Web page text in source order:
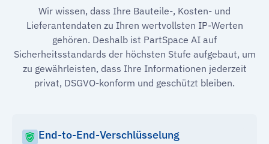
Wir wissen, dass Ihre Bauteile-, Kosten- und
Lieferantendaten zu Ihren wertvollsten IP-Werten
gehören. Deshalb ist PartSpace AI auf
Sicherheitsstandards der höchsten Stufe aufgebaut, um
zu gewährleisten, dass Ihre Informationen jederzeit
privat, DSGVO-konform und geschützt bleiben.
End-to-End-Verschlüsselung